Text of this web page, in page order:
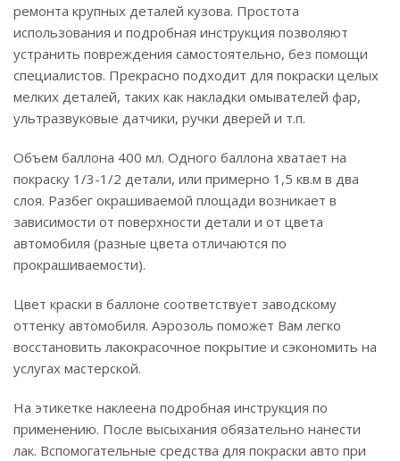
ремонта крупных деталей кузова. Простота
использования и подробная инструкция позволяют
устранить повреждения самостоятельно, без помощи
специалистов. Прекрасно подходит для покраски целых
мелких деталей, таких как накладки омывателей фар,
ультразвуковые датчики, ручки дверей и т.п.
Объем баллона 400 мл. Одного баллона хватает на
покраску 1/3-1/2 детали, или примерно 1,5 кв.м в два
слоя. Разбег окрашиваемой площади возникает в
зависимости от поверхности детали и от цвета
автомобиля (разные цвета отличаются по
прокрашиваемости).
Цвет краски в баллоне соответствует заводскому
оттенку автомобиля. Аэрозоль поможет Вам легко
восстановить лакокрасочное покрытие и сэкономить на
услугах мастерской.
На этикетке наклеена подробная инструкция по
применению. После высыхания обязательно нанести
лак. Вспомогательные средства для покраски авто при